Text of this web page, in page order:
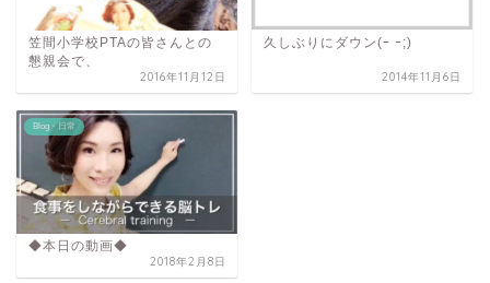
笠間小学校PTAの皆さんとの
懇親会で、
2016年11月12日
久しぶりにダウン(ｰ ｰ;)
2014年11月6日
Blog・日常
◆本日の動画◆
2018年2月8日